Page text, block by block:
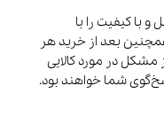
با کیفیت را با
بعد از خرید هر
مشکل در مورد کالایی
شما خواهند بود.